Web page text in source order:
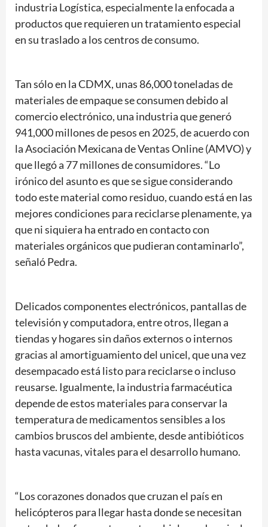
industria Logística, especialmente la enfocada a
productos que requieren un tratamiento especial
en su traslado a los centros de consumo.
Tan sólo en la CDMX, unas 86,000 toneladas de
materiales de empaque se consumen debido al
comercio electrónico, una industria que generó
941,000 millones de pesos en 2025, de acuerdo con
la Asociación Mexicana de Ventas Online (AMVO) y
que llegó a 77 millones de consumidores. “Lo
irónico del asunto es que se sigue considerando
todo este material como residuo, cuando está en las
mejores condiciones para reciclarse plenamente, ya
que ni siquiera ha entrado en contacto con
materiales orgánicos que pudieran contaminarlo”,
señaló Pedra.
Delicados componentes electrónicos, pantallas de
televisión y computadora, entre otros, llegan a
tiendas y hogares sin daños externos o internos
gracias al amortiguamiento del unicel, que una vez
desempacado está listo para reciclarse o incluso
reusarse. Igualmente, la industria farmacéutica
depende de estos materiales para conservar la
temperatura de medicamentos sensibles a los
cambios bruscos del ambiente, desde antibióticos
hasta vacunas, vitales para el desarrollo humano.
“Los corazones donados que cruzan el país en
helicópteros para llegar hasta donde se necesitan